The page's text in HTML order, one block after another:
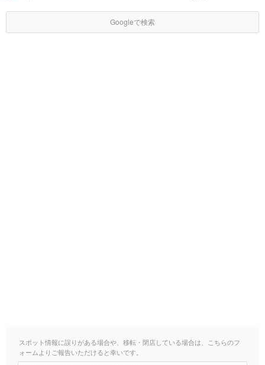
Googleで検索
スポット情報に誤りがある場合や、移転・閉店している場合は、こちらのフ
ォームよりご報告いただけると幸いです。